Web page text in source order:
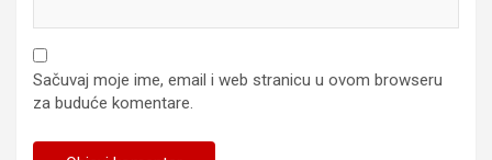
Sačuvaj moje ime, email i web stranicu u ovom browseru
za buduće komentare.